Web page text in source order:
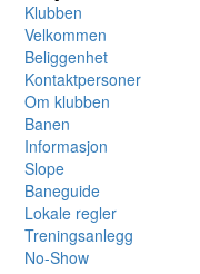
Klubben
Velkommen
Beliggenhet
Kontaktpersoner
Om klubben
Banen
Informasjon
Slope
Baneguide
Lokale regler
Treningsanlegg
No-Show